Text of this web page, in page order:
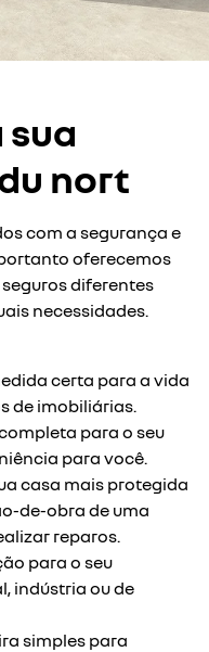
sua
nort
com a segurança e
oferecemos
diferentes
necessidades.
certa para a vida
de imobiliárias.
para o seu
para você.
casa mais protegida
de-obra de uma
reparos.
para o seu
indústria ou de
simples para